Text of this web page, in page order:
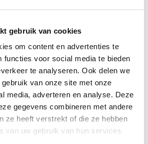
gebruik van cookies
om content en advertenties te
functies voor social media te bieden
te analyseren. Ook delen we
van onze site met onze
media, adverteren en analyse. Deze
gegevens combineren met andere
ze heeft verstrekt of die ze hebben
van uw gebruik van hun services.
NK ABC in
super spannend